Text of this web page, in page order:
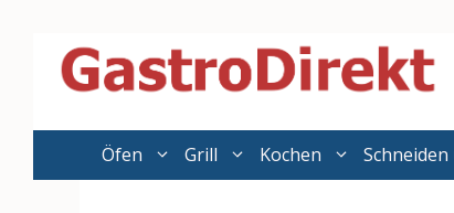
Zum
Inhalt
Öfen Grill Kochen